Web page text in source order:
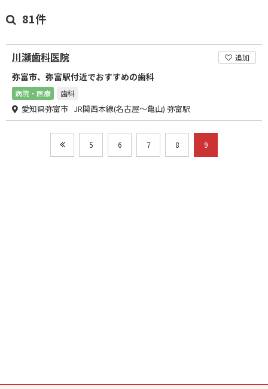
81件
川瀬歯科医院 追加
弥富市、弥富駅付近でおすすめの歯科
病院・医療 歯科
愛知県弥富市 JR関西本線(名古屋～亀山) 弥富駅
5 6 7 8 9